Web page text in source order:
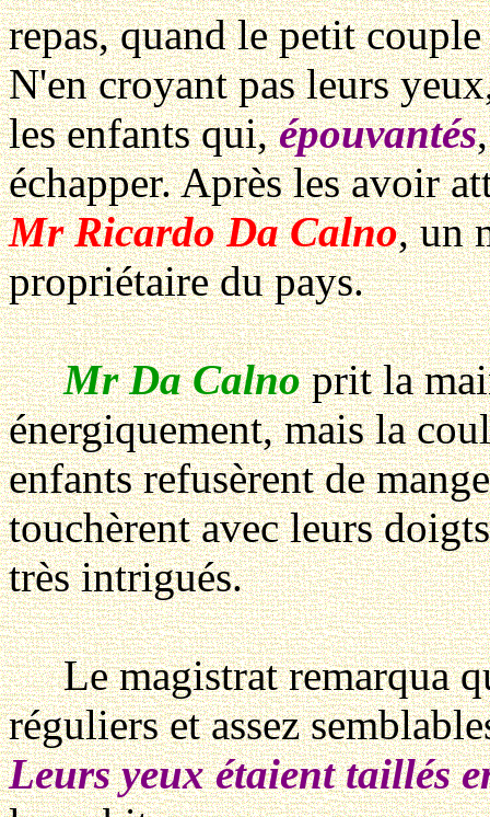
repas, quand le petit
N'en croyant pas leurs
les enfants qui,épouvantés
échapper. Après les avoir
Mr Ricardo Da Calno, un
propriétaire du pays.
Mr Da Calnoprit la
énergiquement, mais la
enfants refusèrent de
touchèrent avec leurs
très intrigués.
Le magistrat remarqua
réguliers et assez
Leurs yeux étaient taillés